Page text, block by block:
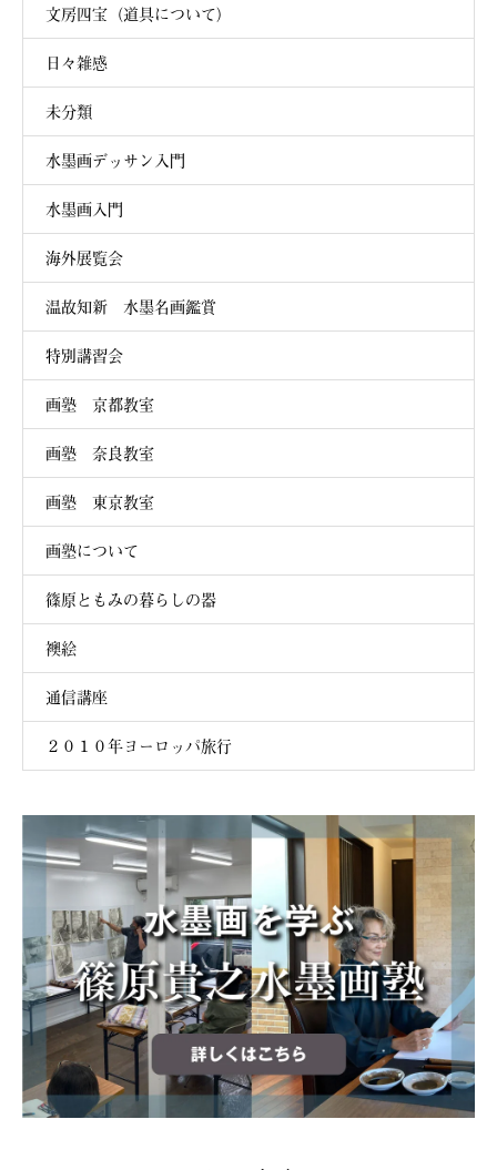
文房四宝（道具について）
日々雑感
未分類
水墨画デッサン入門
水墨画入門
海外展覧会
温故知新 水墨名画鑑賞
特別講習会
画塾 京都教室
画塾 奈良教室
画塾 東京教室
画塾について
篠原ともみの暮らしの器
襖絵
通信講座
２０１０年ヨーロッパ旅行